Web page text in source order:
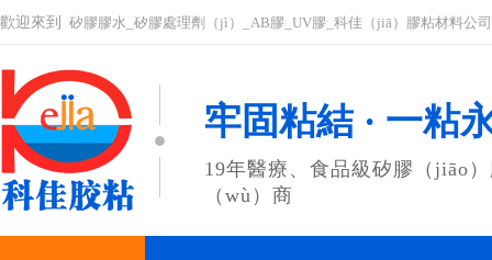
歡迎來到 矽膠膠水_矽膠處理劑（jì）_AB膠_UV膠_科佳（jiā）膠粘材料公
牢固粘結 · 一粘
19年醫療、食品級矽膠（jiāo
（wù）商